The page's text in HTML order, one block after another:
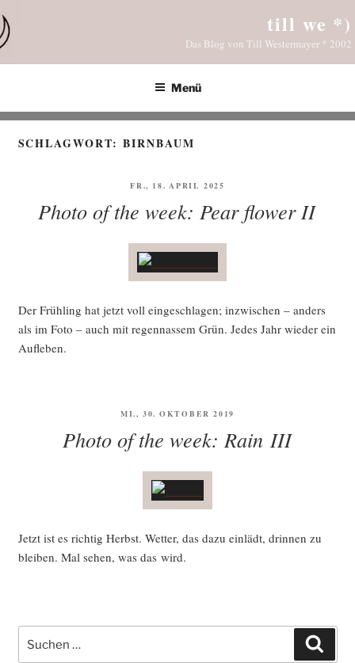
Inhalt
springen
till we *)
Das Blog von Till Westermayer * 2002
Menü
SCHLAGWORT:BIRNBAUM
VERÖFFENTLICHT
FR., 18. APRIL 2025
Photo of the week: Pear flower II
Der Früh­ling hat jetzt voll ein­ge­schla­gen; inzwi­schen – anders
als im Foto – auch mit regen­nas­sem Grün. Jedes Jahr wie­der ein
Aufleben.
VERÖFFENTLICHT
MI., 30. OKTOBER 2019
Photo of the week: Rain III
Jetzt ist es rich­tig Herbst. Wet­ter, das dazu ein­lädt, drin­nen zu
blei­ben. Mal sehen, was das wird.
nach: